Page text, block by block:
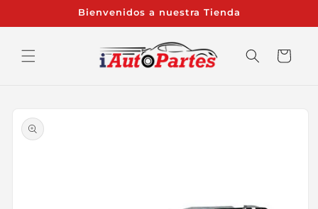
directamente
al contenido
Bienvenidos a nuestra Tienda
Carrito
a la
información